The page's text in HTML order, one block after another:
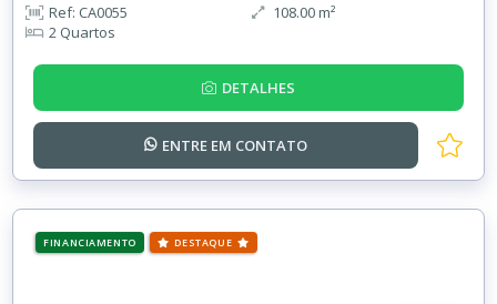
Ref: CA0055
2 Quartos
108.00 m²
DETALHES
ENTRE EM CONTATO
FINANCIAMENTO DESTAQUE